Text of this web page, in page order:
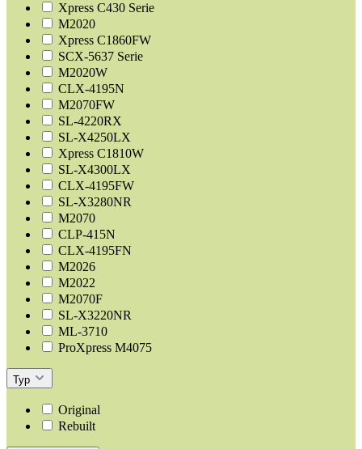
Xpress C430 Serie
M2020
Xpress C1860FW
SCX-5637 Serie
M2020W
CLX-4195N
M2070FW
SL-4220RX
SL-X4250LX
Xpress C1810W
SL-X4300LX
CLX-4195FW
SL-X3280NR
M2070
CLP-415N
CLX-4195FN
M2026
M2022
M2070F
SL-X3220NR
ML-3710
ProXpress M4075
Typ
Original
Rebuilt